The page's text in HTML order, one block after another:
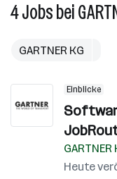
4Jobsbei
GARTNER KG
Einblicke
GARTNER
Heute